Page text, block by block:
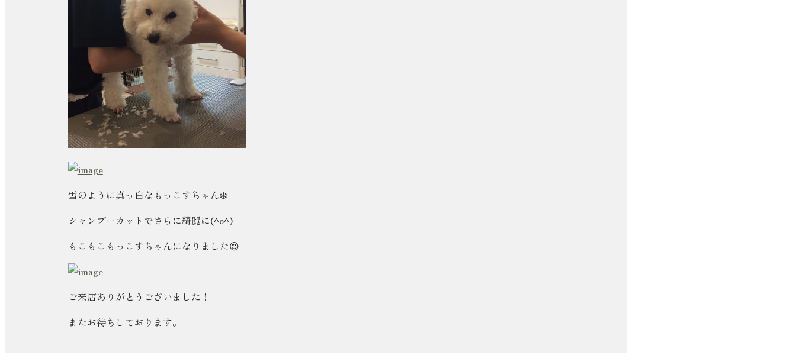
雪のように真っ白なもっこすちゃん❄️
シャンプーカットでさらに綺麗に(^o^)
もこもこもっこすちゃんになりました😍
ご来店ありがとうございました！
またお待ちしております。